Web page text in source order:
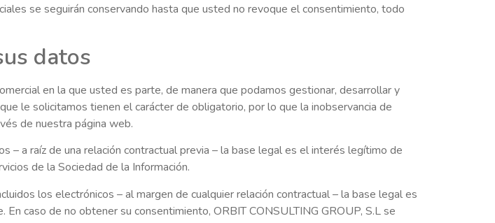
se seguirán conservando hasta que usted no revoque el consentimiento, todo
datos
en la que usted es parte, de manera que podamos gestionar, desarrollar y
le solicitamos tienen el carácter de obligatorio, por lo que la inobservancia de
de nuestra página web.
– a raíz de una relación contractual previa – la base legal es el interés legítimo de
de la Sociedad de la Información.
los electrónicos – al margen de cualquier relación contractual – la base legal es
caso de no obtener su consentimiento, ORBIT CONSULTING GROUP, S.L se